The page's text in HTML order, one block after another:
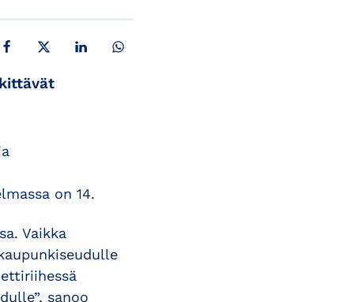
JAA FACEBOOKISSA
JAA X:SSÄ JAA LINKEDINISSÄ
on 14.
Vaikka
sanoo